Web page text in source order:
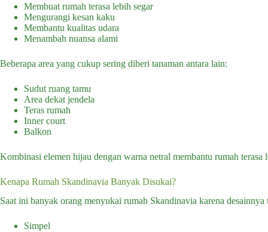
Membuat rumah terasa lebih segar
Mengurangi kesan kaku
Membantu kualitas udara
Menambah nuansa alami
Beberapa area yang cukup sering diberi tanaman antara lain:
Sudut ruang tamu
Area dekat jendela
Teras rumah
Inner court
Balkon
Kombinasi elemen hijau dengan warna netral membantu rumah
Kenapa Rumah Skandinavia Banyak Disukai?
Saat ini banyak orang menyukai rumah Skandinavia karena desainnya
Simpel